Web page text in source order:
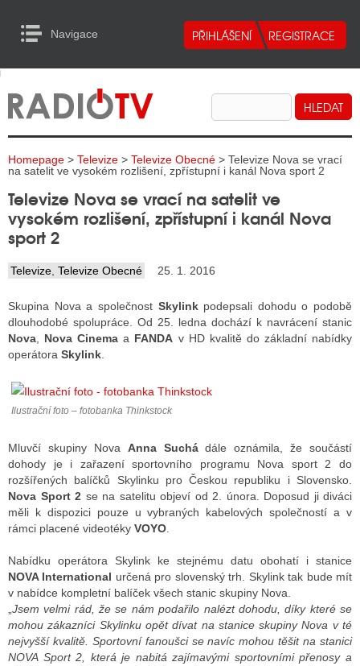
Navigace
RADIA
TELEVIZE
INTERNET
TISK
RÁDIÍ
VYSÍLAČE
TELEVIZE
TELEVIZÍ
VYSÍLAČE
INTERNET
RÁDIA
STRÁNKY RÁDIÍ
STRÁNKY TV
to Content
Homepage > Televize > Televize Obecné > Televize Nova se vrací
na satelit ve vysokém rozlišení, zpřístupní i kanál Nova sport 2
Televize Nova se vrací na satelit ve
vysokém rozlišení, zpřístupní i kanál Nova
sport 2
Televize Televize Obecné 25. 1. 2016
Skupina Nova a společnost Skylinkpodepsali dohodu o podobě
dlouhodobé spolupráce. Od 25. ledna dochází k navrácení stanic
Nova
Nova Cinema a FANDA v HD kvalitě do základní nabídky
operátora Skylink
Ilustrační foto – fotobanka Thinkstock
Mluvčí skupiny Nova Anna Suchádále oznámila, že součástí
dohody je i zařazení sportovního programu Nova sport 2 do
rozšířených balíčků Skylinku pro Českou republiku i Slovensko.
Nova Sport 2 se na satelitu objeví od 2. února. Doposud ji diváci
měli k dispozici pouze u vybraných kabelových společností a v
rámci placené videotéky VOYO
Nabídku operátora Skylink ke stejnému datu obohatí i stanice
NOVA International určená pro slovenský trh. Skylink tak bude mít
v nabídce kompletní balíček všech stanic skupiny Nova.
Jsem velmi rád, že se nám podařilo nalézt dohodu, díky které se
mohou zákazníci Skylinku opět dívat na stanice skupiny Nova v té
nejvyšší kvalitě. Sportovní fanoušci se navíc mohou těšit na stanici
NOVA Sport 2, která je nabitá zajímavými sportovními přenosy a